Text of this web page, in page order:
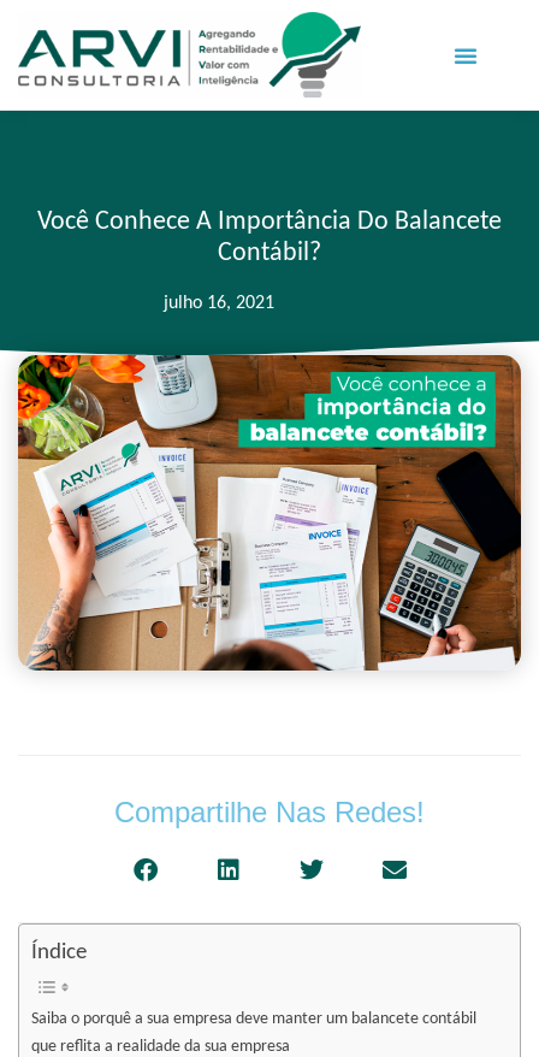
Você Conhece A Importância Do Balancete
Contábil?
julho 16, 2021
Compartilhe Nas Redes!
Índice
Saiba o porquê a sua empresa deve manter um balancete contábil
que reflita a realidade da sua empresa